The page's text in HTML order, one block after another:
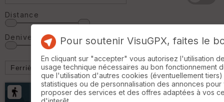
Distance
Denivelé Pour soutenir VisuGPX, faites le
En cliquant sur "accepter" vous autorisez l'utilisation
usage technique nécessaires au bon fonctionnement
que l'utilisation d'autres cookies (éventuellement
statistiques ou de personnalisation des annonces pour
proposer des services et des offres adaptées à vos